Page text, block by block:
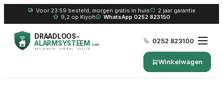
Voor 23:59 besteld, morgen gratis in huis
2 jaar garantie
9,2 op Kiyoh
WhatsApp 0252 823150
DRAADLOOS-
ALARMSYSTEEM.com
VEILIGHEID · OVERAL · ALTIJD
0252 823100
Winkelwagen